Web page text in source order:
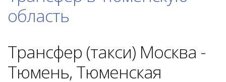
область
Трансфер (такси) Москва -
Тюмень, Тюменская